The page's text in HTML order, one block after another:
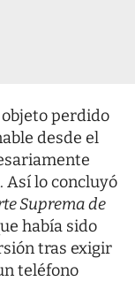
perdido
desde el
lo concluyó
Suprema de
había sido
tras exigir
teléfono